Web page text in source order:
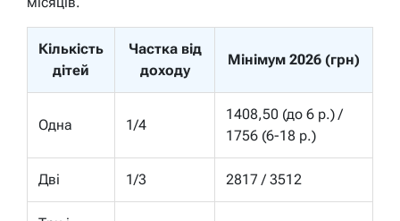
Кількість
дітей
Частка від
доходу
Мінімум 2026 (грн)
Одна 1/4
1408,50 (до 6 р.) /
1756 (6-18 р.)
Дві 1/3 2817 / 3512